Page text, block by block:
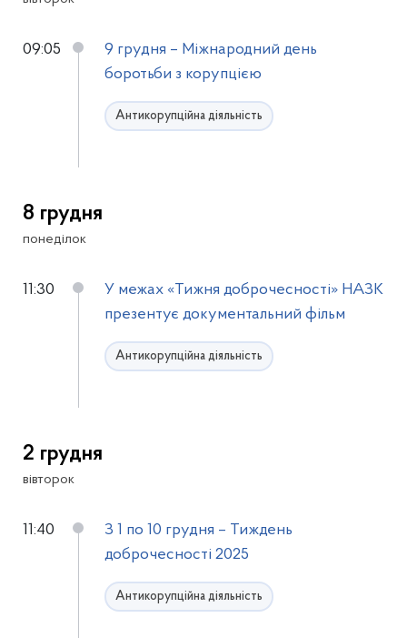
09:05
9 грудня – Міжнародний день
боротьби з корупцією
Антикорупційна діяльність
8 грудня
понеділок
11:30
У межах «Тижня доброчесності» НАЗК
презентує документальний фільм
Антикорупційна діяльність
2 грудня
вівторок
11:40
З 1 по 10 грудня – Тиждень
доброчесності 2025
Антикорупційна діяльність